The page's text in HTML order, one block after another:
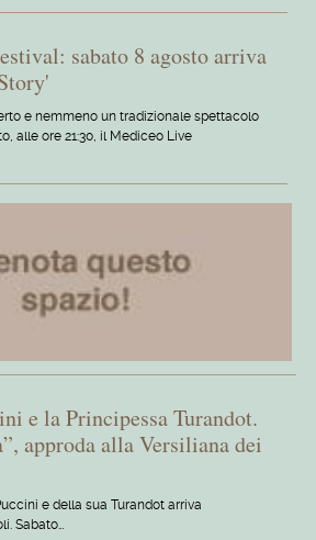
sabato 8 agosto arriva
e nemmeno un tradizionale spettacolo
alle ore 21:30, il Mediceo Live
e la Principessa Turandot.
approda alla Versiliana dei
e della sua Turandot arriva
Sabato…